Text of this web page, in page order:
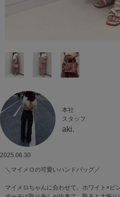
本社
スタッフ
aki.
2025.06.30
＼マイメロの可愛いハンドバッグ／
マイメロちゃんに合わせて、ホワイト×ピ